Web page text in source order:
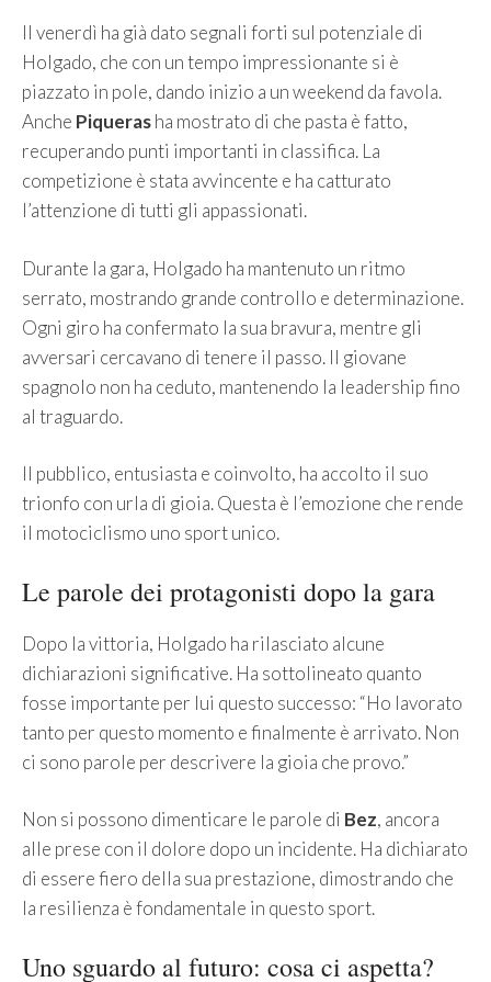
Il venerdì ha già dato segnali forti sul potenziale di
Holgado, che con un tempo impressionante si è
piazzato in pole, dando inizio a un weekend da favola.
Anche Piquerasha mostrato di che pasta è fatto,
recuperando punti importanti in classifica. La
competizione è stata avvincente e ha catturato
l’attenzione di tutti gli appassionati.
Durante la gara, Holgado ha mantenuto un ritmo
serrato, mostrando grande controllo e determinazione.
Ogni giro ha confermato la sua bravura, mentre gli
avversari cercavano di tenere il passo. Il giovane
spagnolo non ha ceduto, mantenendo la leadership fino
al traguardo.
Il pubblico, entusiasta e coinvolto, ha accolto il suo
trionfo con urla di gioia. Questa è l’emozione che rende
il motociclismo uno sport unico.
Le parole dei protagonisti dopo la gara
Dopo la vittoria, Holgado ha rilasciato alcune
dichiarazioni significative. Ha sottolineato quanto
fosse importante per lui questo successo: “Ho lavorato
tanto per questo momento e finalmente è arrivato. Non
ci sono parole per descrivere la gioia che provo.”
Non si possono dimenticare le parole di Bez, ancora
alle prese con il dolore dopo un incidente. Ha dichiarato
di essere fiero della sua prestazione, dimostrando che
la resilienza è fondamentale in questo sport.
Uno sguardo al futuro: cosa ci aspetta?